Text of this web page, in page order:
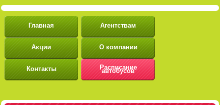
Главная Агентствам
Акции О компании
Контакты Расписание
автобусов